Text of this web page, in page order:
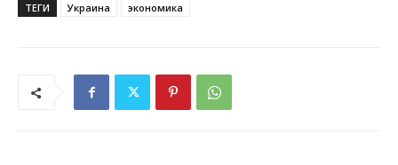
ТЕГИ Украина экономика